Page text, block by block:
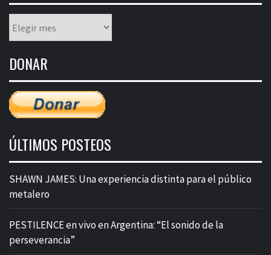
mensual
entradas
DONAR
ÚLTIMOS POSTEOS
SHAWN JAMES: Una experiencia distinta para el público
metalero
PESTILENCE en vivo en Argentina: “El sonido de la
perseverancia”